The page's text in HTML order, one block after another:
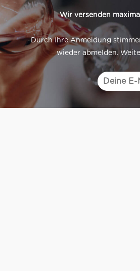
Wir versenden
Durch Ihre Anmeldung
wieder abmelden.